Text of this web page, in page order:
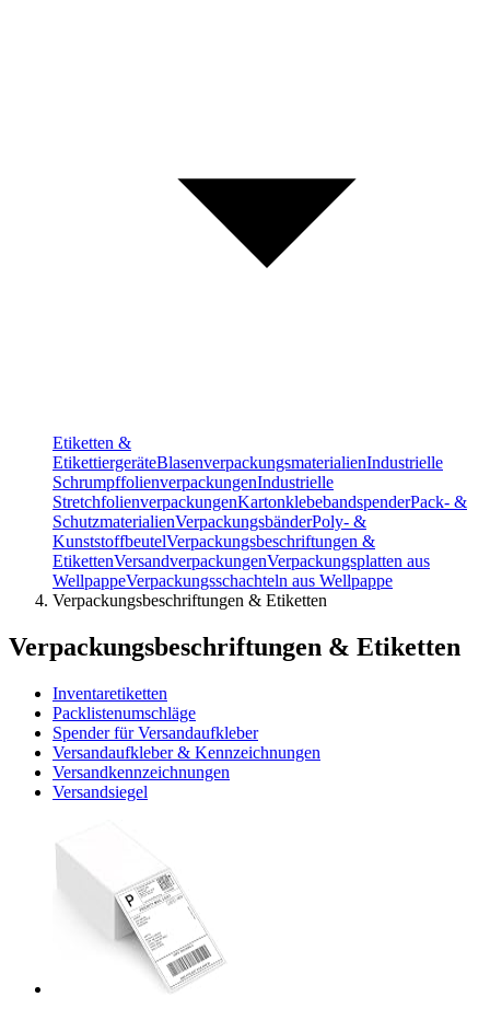
Etiketten &
EtikettiergeräteBlasenverpackungsmaterialienIndustrielle
SchrumpffolienverpackungenIndustrielle
StretchfolienverpackungenKartonklebebandspenderPack- &
SchutzmaterialienVerpackungsbänderPoly- &
KunststoffbeutelVerpackungsbeschriftungen &
EtikettenVersandverpackungenVerpackungsplatten aus
WellpappeVerpackungsschachteln aus Wellpappe
Verpackungsbeschriftungen & Etiketten
Verpackungsbeschriftungen & Etiketten
Inventaretiketten
Packlistenumschläge
Spender für Versandaufkleber
Versandaufkleber & Kennzeichnungen
Versandkennzeichnungen
Versandsiegel